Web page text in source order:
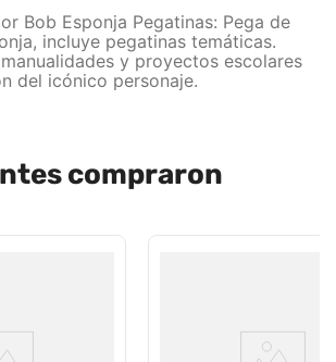
Bob Esponja Pegatinas: Pega de
incluye pegatinas temáticas.
y proyectos escolares
del icónico personaje.
compraron